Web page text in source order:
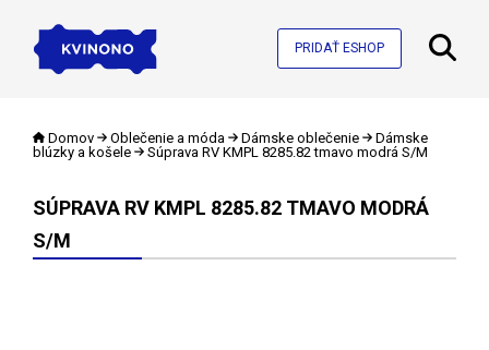
PRIDAŤ ESHOP
Domov Oblečenie a móda Dámske oblečenie
Dámske
blúzky a košele
Súprava RV KMPL 8285.82 tmavo modrá S/M
SÚPRAVA RV KMPL 8285.82 TMAVO MODRÁ
S/M